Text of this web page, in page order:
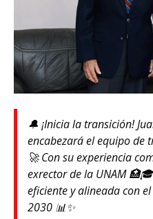
🔔 ¡Inicia la transición!
encabezará el equipo de
🚀 Con su experiencia
exrector de la UNAM
eficiente y alineada con
2030 📊✨